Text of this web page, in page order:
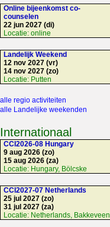
Online bijeenkomst co-
counselen
22 jun 2027 (di)
Locatie: online
Landelijk Weekend
12 nov 2027 (vr)
14 nov 2027 (zo)
Locatie: Putten
alle regio activiteiten
alle Landelijke weekenden
Internationaal
CCI2026-08 Hungary
9 aug 2026 (zo)
15 aug 2026 (za)
Locatie: Hungary, Bölcske
CCI2027-07 Netherlands
25 jul 2027 (zo)
31 jul 2027 (za)
Locatie: Netherlands, Bakkeveen